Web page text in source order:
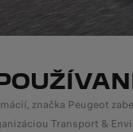
značka Peugeot
Transport &